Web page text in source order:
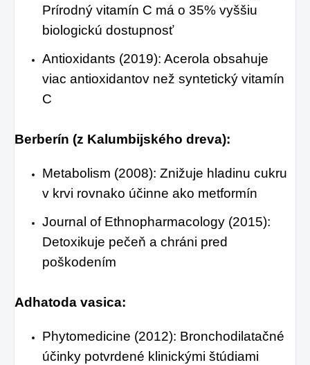
Prírodný vitamín C má o 35% vyššiu
biologickú dostupnosť
Antioxidants (2019): Acerola obsahuje
viac antioxidantov než syntetický vitamín
C
Berberín (z Kalumbijského dreva):
Metabolism (2008): Znižuje hladinu cukru
v krvi rovnako účinne ako metformín
Journal of Ethnopharmacology (2015):
Detoxikuje pečeň a chráni pred
poškodením
Adhatoda vasica:
Phytomedicine (2012): Bronchodilatačné
účinky potvrdené klinickými štúdiami